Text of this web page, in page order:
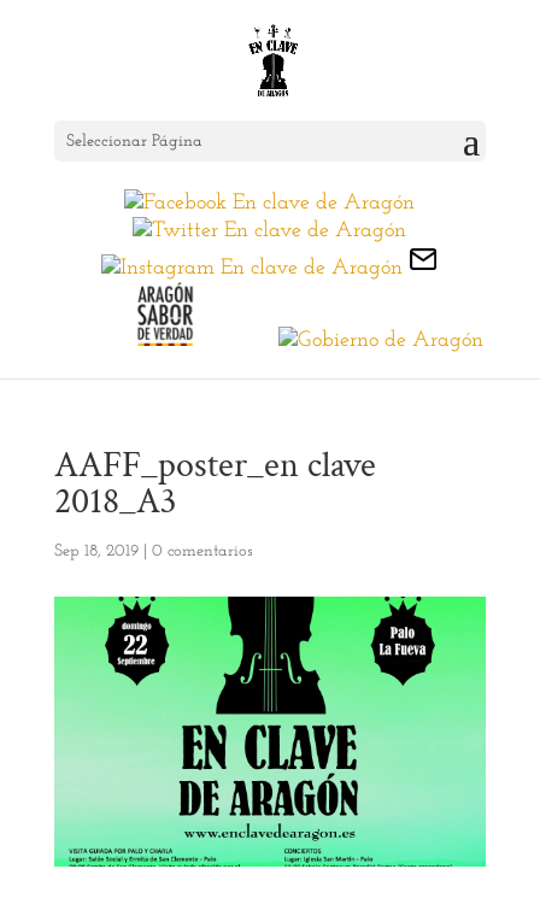
Seleccionar Página
AAFF_poster_en clave
2018_A3
Sep 18, 2019| 0 comentarios